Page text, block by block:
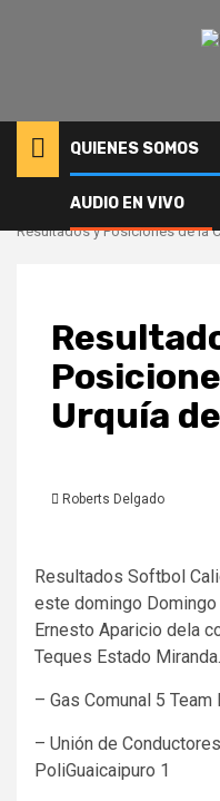
QUIENES SOMOS
AUDIO EN VIVO
Deportes
Resultados y Posiciones de la
Urquía
Roberts Delgado
Resultados Softbol
este domingo
Ernesto Aparicio dela
Teques Estado Miranda.
– Gas Comunal 5 Team
– Unión de
PoliGuaicaipuro 1